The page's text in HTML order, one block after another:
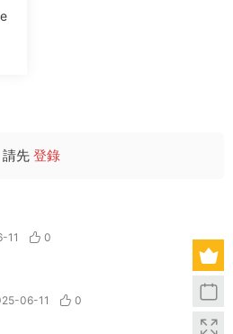
請先 登錄
11 0
06-11 0